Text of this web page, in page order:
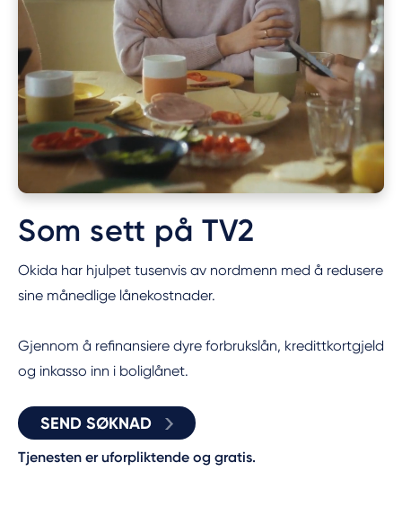
Som sett på TV2
Okida har hjulpet tusenvis av nordmenn med å redusere
sine månedlige lånekostnader.
Gjennom å refinansiere dyre forbrukslån, kredittkortgjeld
og inkasso inn i boliglånet.
SEND SØKNAD
Tjenesten er uforpliktende og gratis.